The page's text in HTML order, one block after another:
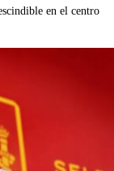
en el centro